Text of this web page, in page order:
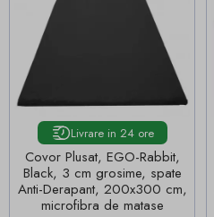
Livrare in 24 ore
Covor Plusat, EGO-Rabbit,
Black, 3 cm grosime, spate
Anti-Derapant, 200x300 cm,
microfibra de matase